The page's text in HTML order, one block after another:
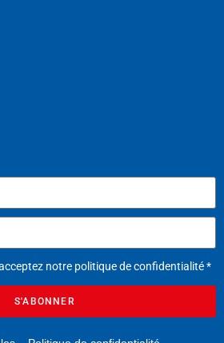
notre politique de confidentialité *
S'ABONNER